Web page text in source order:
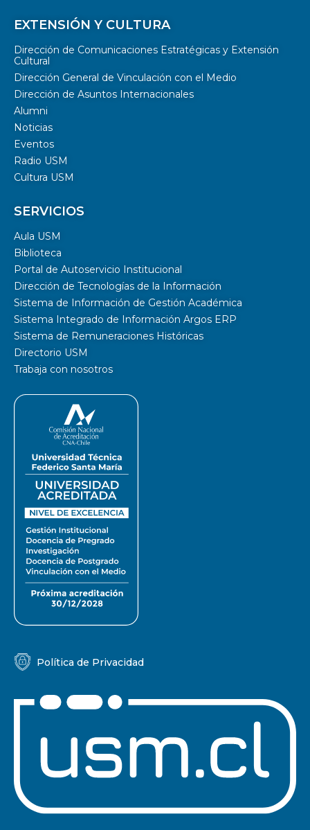
EXTENSIÓN Y CULTURA
Dirección de Comunicaciones Estratégicas y Extensión
Cultural
Dirección General de Vinculación con el Medio
Dirección de Asuntos Internacionales
Alumni
Noticias
Eventos
Radio USM
Cultura USM
SERVICIOS
Aula USM
Biblioteca
Portal de Autoservicio Institucional
Dirección de Tecnologías de la Información
Sistema de Información de Gestión Académica
Sistema Integrado de Información Argos ERP
Sistema de Remuneraciones Históricas
Directorio USM
Trabaja con nosotros
Política de Privacidad